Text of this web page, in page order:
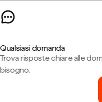
Qualsiasi domanda
Trova risposte chiare alle
bisogno.